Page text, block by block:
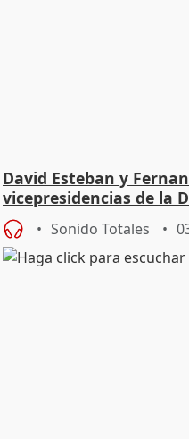
David Esteban y
vicepresidencias de la
Sonido Totales